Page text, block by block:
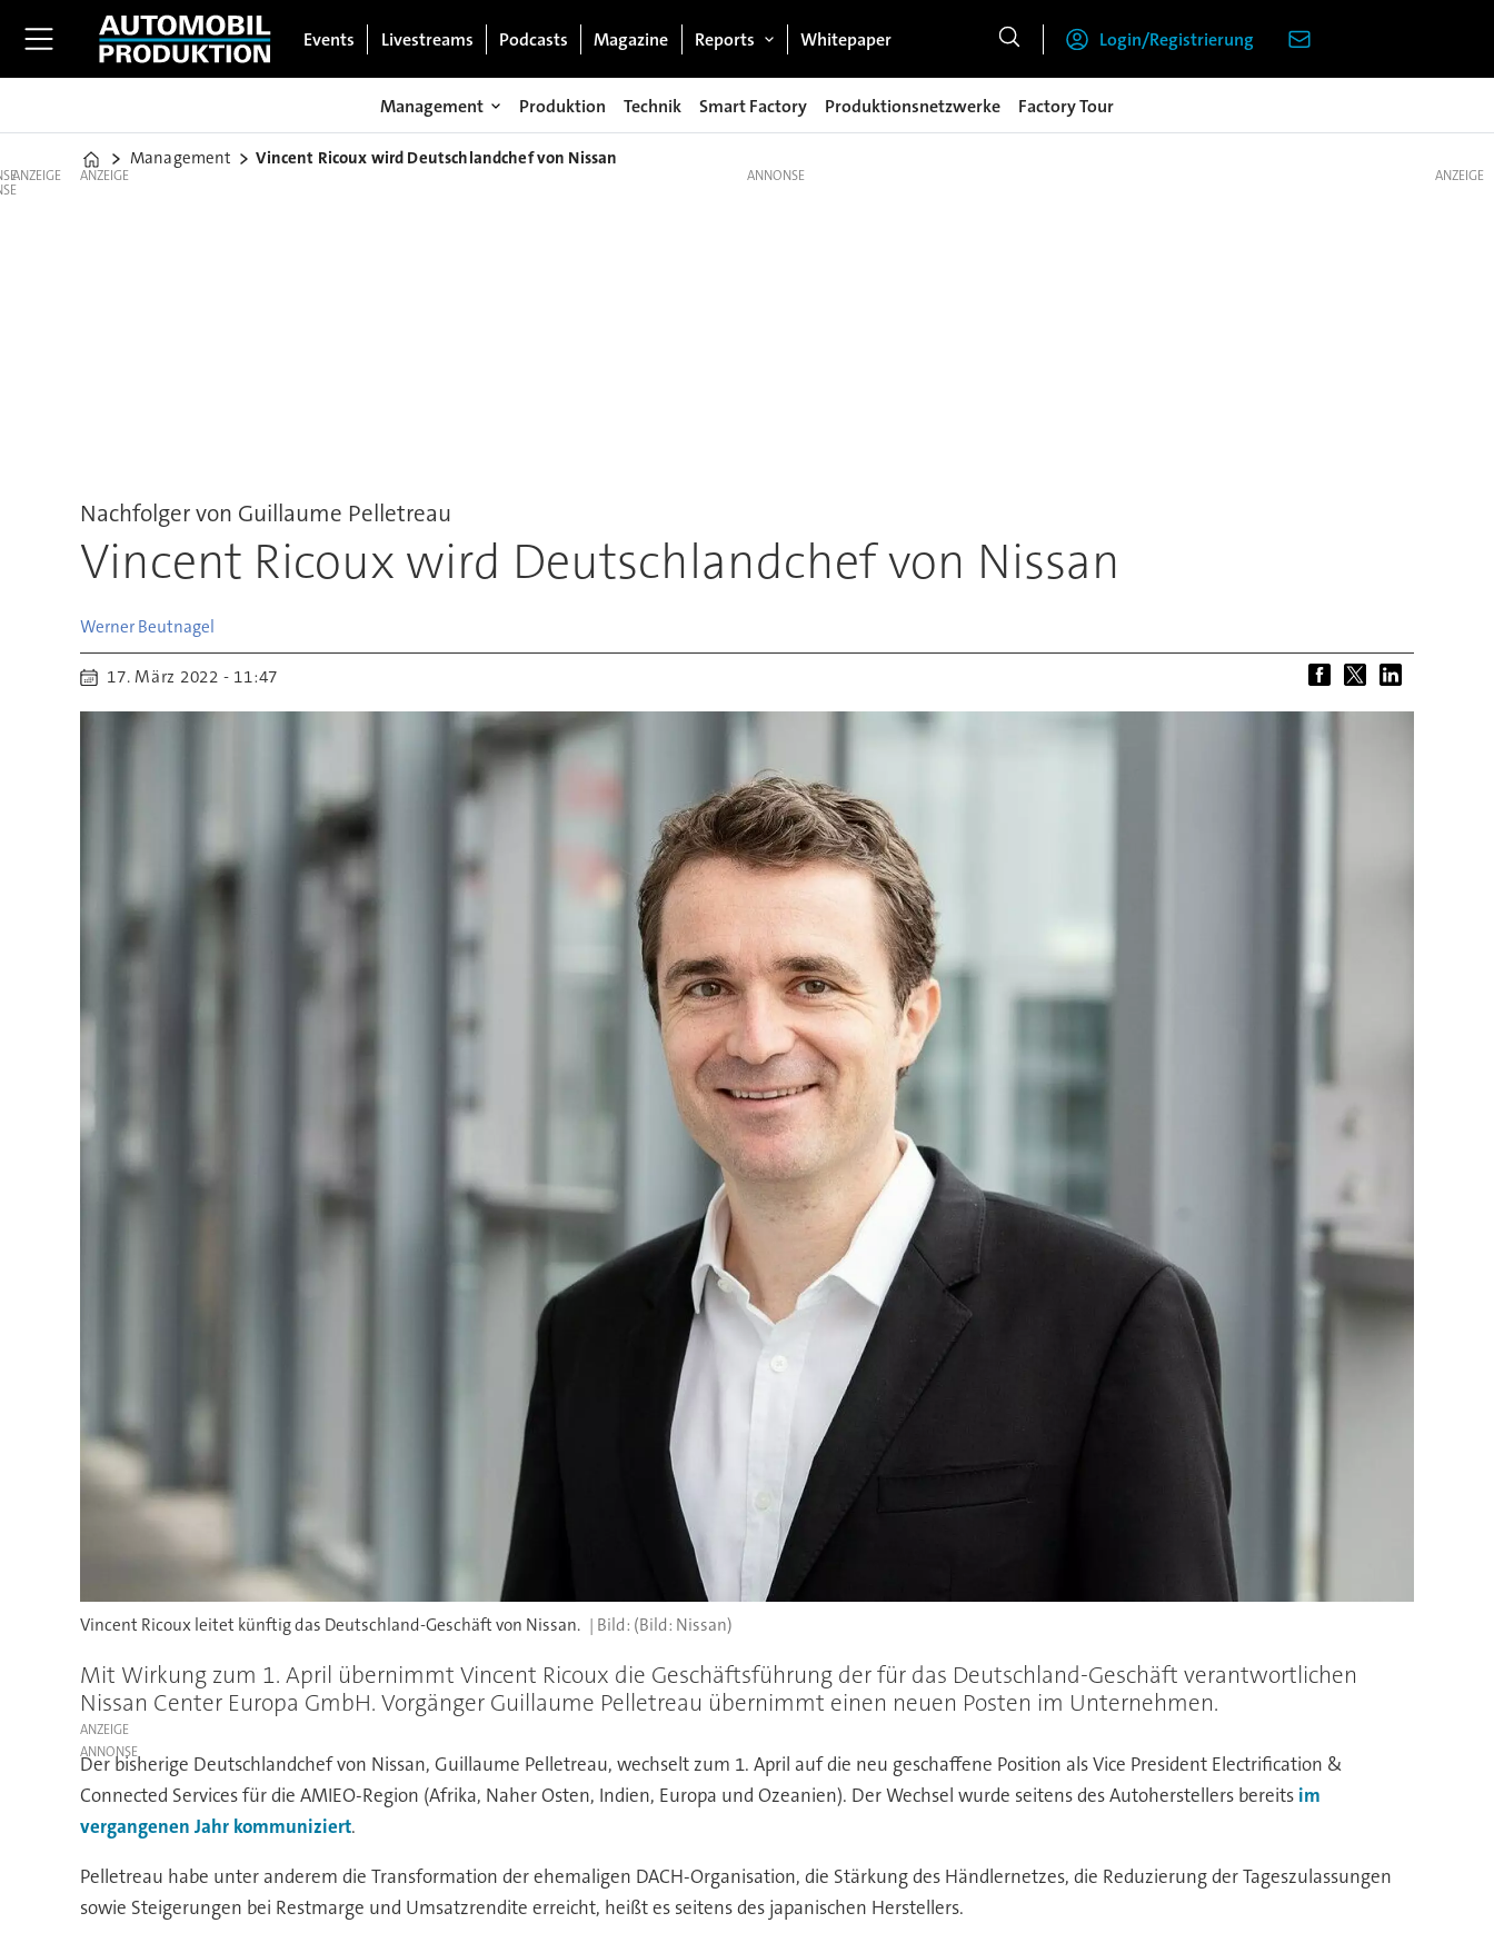
Events Livestreams Podcasts Magazine Reports Whitepaper Login/Registrierung
Management Produktion Technik Smart Factory Produktionsnetzwerke Factory Tour
Home
Management Vincent Ricoux wird Deutschlandchef von Nissan
ANZEIGE ANZEIGE
Nachfolger von Guillaume Pelletreau
Vincent Ricoux wird Deutschlandchef von Nissan
Werner Beutnagel
17. März 2022 - 11:47
Vincent Ricoux leitet künftig das Deutschland-Geschäft von Nissan. (Bild: Nissan)
Mit Wirkung zum 1. April übernimmt Vincent Ricoux die Geschäftsführung der für das Deutschland-Geschäft verantwortlichen
Nissan Center Europa GmbH. Vorgänger Guillaume Pelletreau übernimmt einen neuen Posten im Unternehmen.
ANZEIGE
Der bisherige Deutschlandchef von Nissan, Guillaume Pelletreau, wechselt zum 1. April auf die neu geschaffene Position als Vice President Electrification &
Connected Services für die AMIEO-Region (Afrika, Naher Osten, Indien, Europa und Ozeanien). Der Wechsel wurde seitens des Autoherstellers bereits im
vergangenen Jahr kommuniziert.
Pelletreau habe unter anderem die Transformation der ehemaligen DACH-Organisation, die Stärkung des Händlernetzes, die Reduzierung der Tageszulassungen
sowie Steigerungen bei Restmarge und Umsatzrendite erreicht, heißt es seitens des japanischen Herstellers.
ANZEIGE